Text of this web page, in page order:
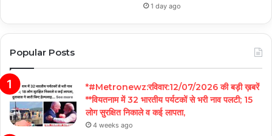
1 day ago
Popular Posts
*#Metronewz:रविवार:12/07/2026 की बड़ी ख़बरें
**वियतनाम में 32 भारतीय पर्यटकों से भरी नाव पलटी; 15
लोग सुरक्षित निकाले व कई लापता,
4 weeks ago